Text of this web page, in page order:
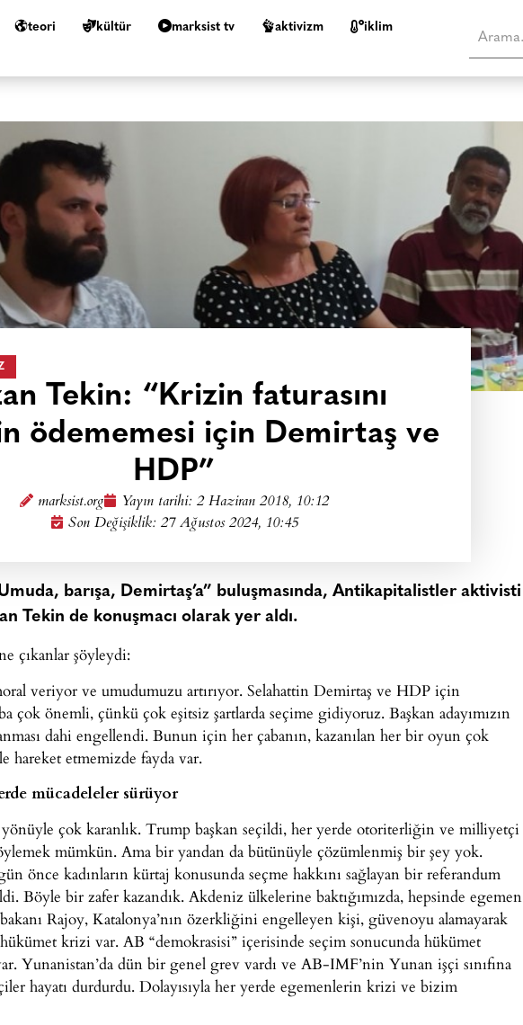
teori kültür marksist tv aktivizm i̇klim
Tekin: “Krizin faturasını
ödememesi için Demirtaş ve
HDP”
marksist.org Yayın tarihi: 2 Haziran 2018, 10:12
Son Değişiklik: 27 Ağustos 2024, 10:45
barışa, Demirtaş’a” buluşmasında, Antikapitalistler aktivisti
Tekin de konuşmacı olarak yer aldı.
çıkanlar şöyleydi:
veriyor ve umudumuzu artırıyor. Selahattin Demirtaş ve HDP için
çok önemli, çünkü çok eşitsiz şartlarda seçime gidiyoruz. Başkan adayımızın
dahi engellendi. Bunun için her çabanın, kazanılan her bir oyun çok
etmemizde fayda var.
mücadeleler sürüyor
yönüyle çok karanlık. Trump başkan seçildi, her yerde otoriterliğin ve milliyetçi
mümkün. Ama bir yandan da bütünüyle çözümlenmiş bir şey yok.
önce kadınların kürtaj konusunda seçme hakkını sağlayan bir referandum
Böyle bir zafer kazandık. Akdeniz ülkelerine baktığımızda, hepsinde egemen
Rajoy, Katalonya’nın özerkliğini engelleyen kişi, güvenoyu alamayarak
krizi var. AB “demokrasisi” içerisinde seçim sonucunda hükümet
Yunanistan’da dün bir genel grev vardı ve AB-IMF’nin Yunan işçi sınıfına
hayatı durdurdu. Dolayısıyla her yerde egemenlerin krizi ve bizim